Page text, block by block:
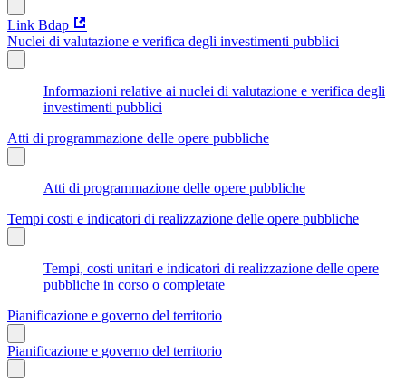
Link Bdap
Nuclei di valutazione e verifica degli investimenti pubblici
Informazioni relative ai nuclei di valutazione e verifica degli
investimenti pubblici
Atti di programmazione delle opere pubbliche
Atti di programmazione delle opere pubbliche
Tempi costi e indicatori di realizzazione delle opere pubbliche
Tempi, costi unitari e indicatori di realizzazione delle opere
pubbliche in corso o completate
Pianificazione e governo del territorio
Pianificazione e governo del territorio